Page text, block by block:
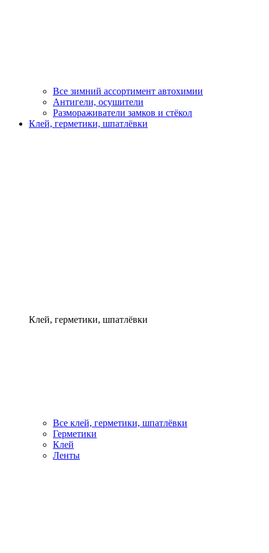
Все зимний ассортимент автохимии
Антигели, осушители
Размораживатели замков и стёкол
Клей, герметики, шпатлёвки
Клей, герметики, шпатлёвки
Все клей, герметики, шпатлёвки
Герметики
Клей
Ленты